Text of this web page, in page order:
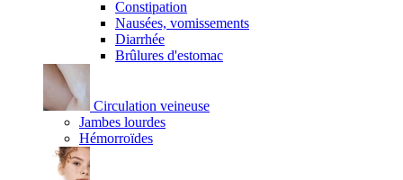
Constipation
Nausées, vomissements
Diarrhée
Brûlures d'estomac
Circulation veineuse
Jambes lourdes
Hémorroïdes